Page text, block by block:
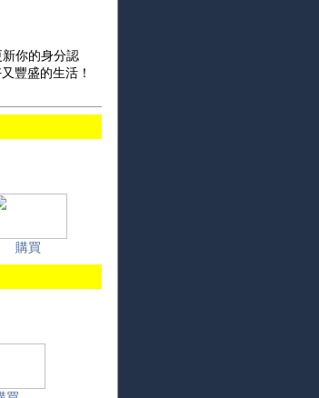
你的身分認
豐盛的生活！
購買